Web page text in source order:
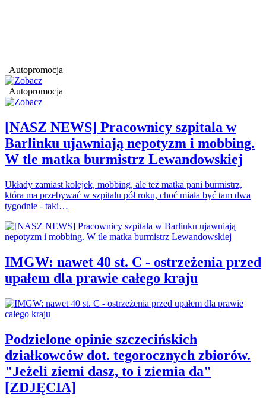
Autopromocja
Autopromocja
[NASZ NEWS] Pracownicy szpitala w
Barlinku ujawniają nepotyzm i mobbing.
W tle matka burmistrz Lewandowskiej
Układy zamiast kolejek, mobbing, ale też matka pani burmistrz,
która ma przebywać w szpitalu pół roku, choć miała być tam dwa
tygodnie - taki…
IMGW: nawet 40 st. C - ostrzeżenia przed
upałem dla prawie całego kraju
Podzielone opinie szczecińskich
działkowców dot. tegorocznych zbiorów.
"Jeżeli ziemi dasz, to i ziemia da"
[ZDJĘCIA]